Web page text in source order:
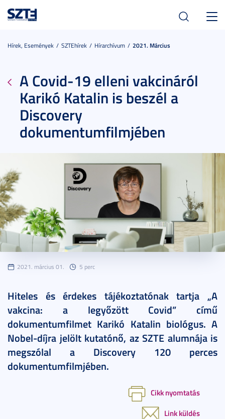
Hírek, Események SZTEhírek Hírarchívum 2021. Március
A Covid-19 elleni vakcináról
Karikó Katalin is beszél a
Discovery
dokumentumfilmjében
2021. március 01. 5 perc
Hiteles és érdekes tájékoztatónak tartja „A
vakcina: a legyőzött Covid” című
dokumentumfilmet Karikó Katalin biológus. A
Nobel-díjra jelölt kutatónő, az SZTE alumnája is
megszólal a Discovery 120 perces
dokumentumfilmjében.
Cikk nyomtatás
Link küldés